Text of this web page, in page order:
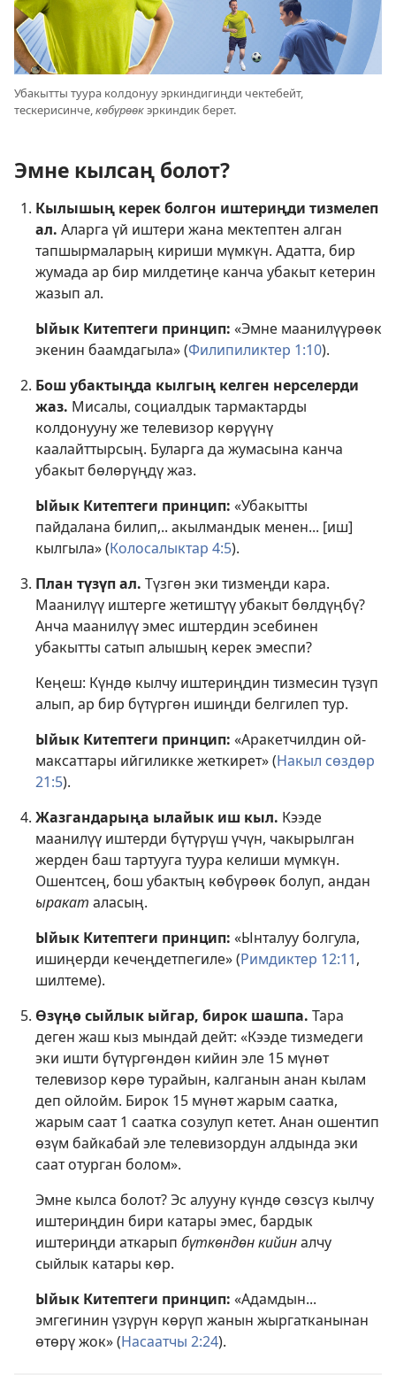
Убакытты туура колдонуу эркиндигиңди чектебейт,
тескерисинче,көбүрөөкэркиндик берет.
Эмне кылсаң болот?
Кылышың керек болгон иштериңди тизмелеп
ал. Аларга үй иштери жана мектептен алган
тапшырмаларың кириши мүмкүн. Адатта, бир
жумада ар бир милдетиңе канча убакыт кетерин
жазып ал.
Ыйык Китептеги принцип: «Эмне маанилүүрөөк
экенин баамдагыла» (Филипиликтер 1:10).
Бош убактыңда кылгың келген нерселерди
жаз. Мисалы, социалдык тармактарды
колдонууну же телевизор көрүүнү
каалайттырсың. Буларга да жумасына канча
убакыт бөлөрүңдү жаз.
Ыйык Китептеги принцип: «Убакытты
пайдалана билип,.. акылмандык менен... [иш]
кылгыла» (Колосалыктар 4:5).
План түзүп ал. Түзгөн эки тизмеңди кара.
Маанилүү иштерге жетиштүү убакыт бөлдүңбү?
Анча маанилүү эмес иштердин эсебинен
убакытты сатып алышың керек эмеспи?
Кеңеш: Күндө кылчу иштериңдин тизмесин түзүп
алып, ар бир бүтүргөн ишиңди белгилеп тур.
Ыйык Китептеги принцип: «Аракетчилдин ой-
максаттары ийгиликке жеткирет» (Накыл сөздөр
21:5).
Жазгандарыңа ылайык иш кыл. Кээде
маанилүү иштерди бүтүрүш үчүн, чакырылган
жерден баш тартууга туура келиши мүмкүн.
Ошентсең, бош убактың көбүрөөк болуп, андан
ыракат аласың.
Ыйык Китептеги принцип: «Ынталуу болгула,
ишиңерди кечеңдетпегиле» (Римдиктер 12:11,
шилтеме).
Өзүңө сыйлык ыйгар, бирок шашпа. Тара
деген жаш кыз мындай дейт: «Кээде тизмедеги
эки ишти бүтүргөндөн кийин эле 15 мүнөт
телевизор көрө турайын, калганын анан кылам
деп ойлойм. Бирок 15 мүнөт жарым саатка,
жарым саат 1 саатка созулуп кетет. Анан ошентип
өзүм байкабай эле телевизордун алдында эки
саат отурган болом».
Эмне кылса болот? Эс алууну күндө сөзсүз кылчу
иштериңдин бири катары эмес, бардык
иштериңди аткарып бүткөндөн кийиналчу
сыйлык катары көр.
Ыйык Китептеги принцип: «Адамдын...
эмгегинин үзүрүн көрүп жанын жыргатканынан
өтөрү жок» (Насаатчы 2:24).